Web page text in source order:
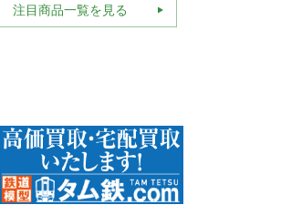
注目商品一覧を見る